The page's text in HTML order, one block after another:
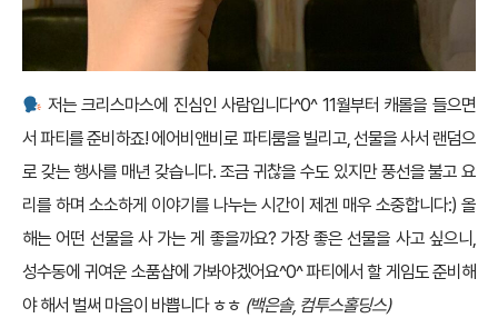
저는 크리스마스에 진심인 사람입니다^0^ 11월부터 캐롤을 들으면
서 파티를 준비하죠! 에어비앤비로 파티룸을 빌리고, 선물을 사서 랜덤으
로 갖는 행사를 매년 갖습니다. 조금 귀찮을 수도 있지만 풍선을 불고 요
리를 하며 소소하게 이야기를 나누는 시간이 제겐 매우 소중합니다:) 올
해는 어떤 선물을 사 가는 게 좋을까요? 가장 좋은 선물을 사고 싶으니,
성수동에 귀여운 소품샵에 가봐야겠어요^0^ 파티에서 할 게임도 준비해
야 해서 벌써 마음이 바쁩니다 ㅎㅎ (백은솔, 컴투스홀딩스)